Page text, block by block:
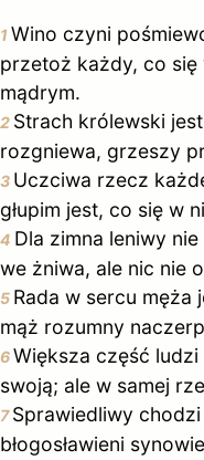
1Wino czyni
przetoż każdy, co się
mądrym.
2 Strach królewski
rozgniewa, grzeszy
3 Uczciwa rzecz
głupim jest, co się w
4 Dla zimna leniwy
we żniwa, ale nic nie
5 Rada w sercu męża
mąż rozumny
6Większa część
swoją; ale w samej
7Sprawiedliwy
błogosławieni